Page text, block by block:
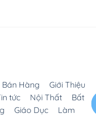
Bán Hàng
Giới Thiệu
tức Nội Thất
Bất
Giáo Dục
Làm